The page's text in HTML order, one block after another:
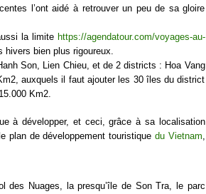
l’ont aidé à retrouver un peu de sa gloire
la limite https://agendatour.com/voyages-au-
hivers bien plus rigoureux.
Son, Lien Chieu, et de 2 districts : Hoa Vang
auxquels il faut ajouter les 30 îles du district
Km2.
à développer, et ceci, grâce à sa localisation
plan de développement touristique du Vietnam,
des Nuages, la presqu’île de Son Tra, le parc